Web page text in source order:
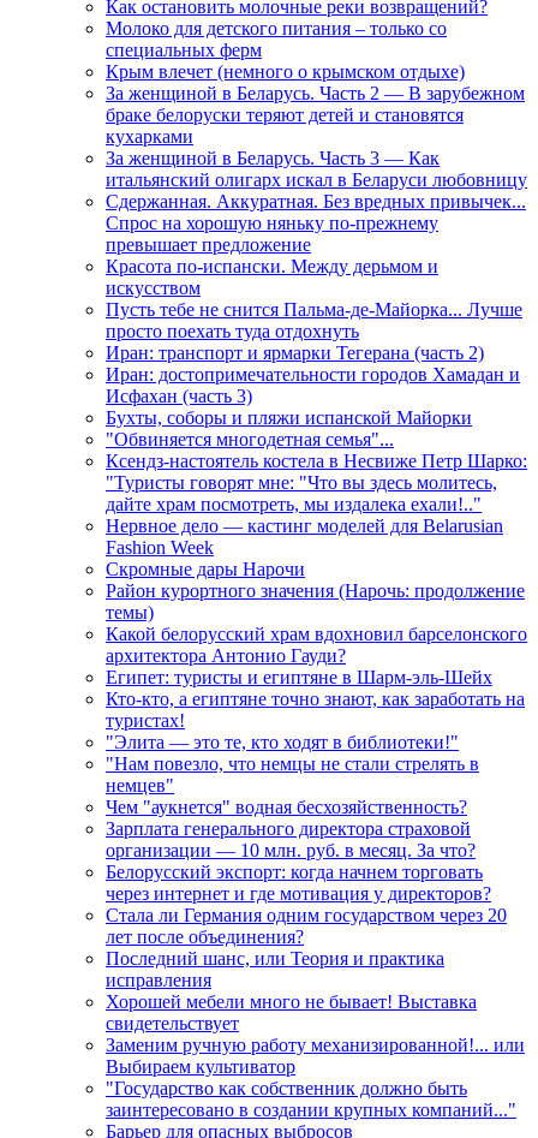
Как остановить молочные реки возвращений?
Молоко для детского питания – только со
специальных ферм
Крым влечет (немного о крымском отдыхе)
За женщиной в Беларусь. Часть 2 — В зарубежном
браке белоруски теряют детей и становятся
кухарками
За женщиной в Беларусь. Часть 3 — Как
итальянский олигарх искал в Беларуси любовницу
Сдержанная. Аккуратная. Без вредных привычек...
Спрос на хорошую няньку по-прежнему
превышает предложение
Красота по-испански. Между дерьмом и
искусством
Пусть тебе не снится Пальма-де-Майорка... Лучше
просто поехать туда отдохнуть
Иран: транспорт и ярмарки Тегерана (часть 2)
Иран: достопримечательности городов Хамадан и
Исфахан (часть 3)
Бухты, соборы и пляжи испанской Майорки
"Обвиняется многодетная семья"...
Ксендз-настоятель костела в Несвиже Петр Шарко:
"Туристы говорят мне: "Что вы здесь молитесь,
дайте храм посмотреть, мы издалека ехали!.."
Нервное дело — кастинг моделей для Belarusian
Fashion Week
Скромные дары Нарочи
Район курортного значения (Нарочь: продолжение
темы)
Какой белорусский храм вдохновил барселонского
архитектора Антонио Гауди?
Египет: туристы и египтяне в Шарм-эль-Шейх
Кто-кто, а египтяне точно знают, как заработать на
туристах!
"Элита — это те, кто ходят в библиотеки!"
"Нам повезло, что немцы не стали стрелять в
немцев"
Чем "аукнется" водная бесхозяйственность?
Зарплата генерального директора страховой
организации — 10 млн. руб. в месяц. За что?
Белорусский экспорт: когда начнем торговать
через интернет и где мотивация у директоров?
Стала ли Германия одним государством через 20
лет после объединения?
Последний шанс, или Теория и практика
исправления
Хорошей мебели много не бывает! Выставка
свидетельствует
Заменим ручную работу механизированной!... или
Выбираем культиватор
"Государство как собственник должно быть
заинтересовано в создании крупных компаний..."
Барьер для опасных выбросов